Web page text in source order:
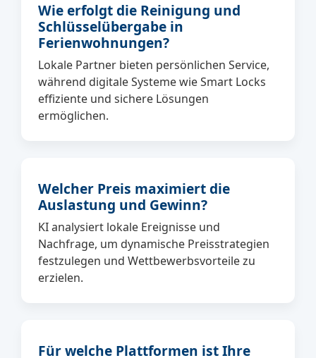
Wie erfolgt die Reinigung und
Schlüsselübergabe in
Ferienwohnungen?
Lokale Partner bieten persönlichen Service,
während digitale Systeme wie Smart Locks
effiziente und sichere Lösungen
ermöglichen.
Welcher Preis maximiert die
Auslastung und Gewinn?
KI analysiert lokale Ereignisse und
Nachfrage, um dynamische Preisstrategien
festzulegen und Wettbewerbsvorteile zu
erzielen.
Für welche Plattformen ist Ihre